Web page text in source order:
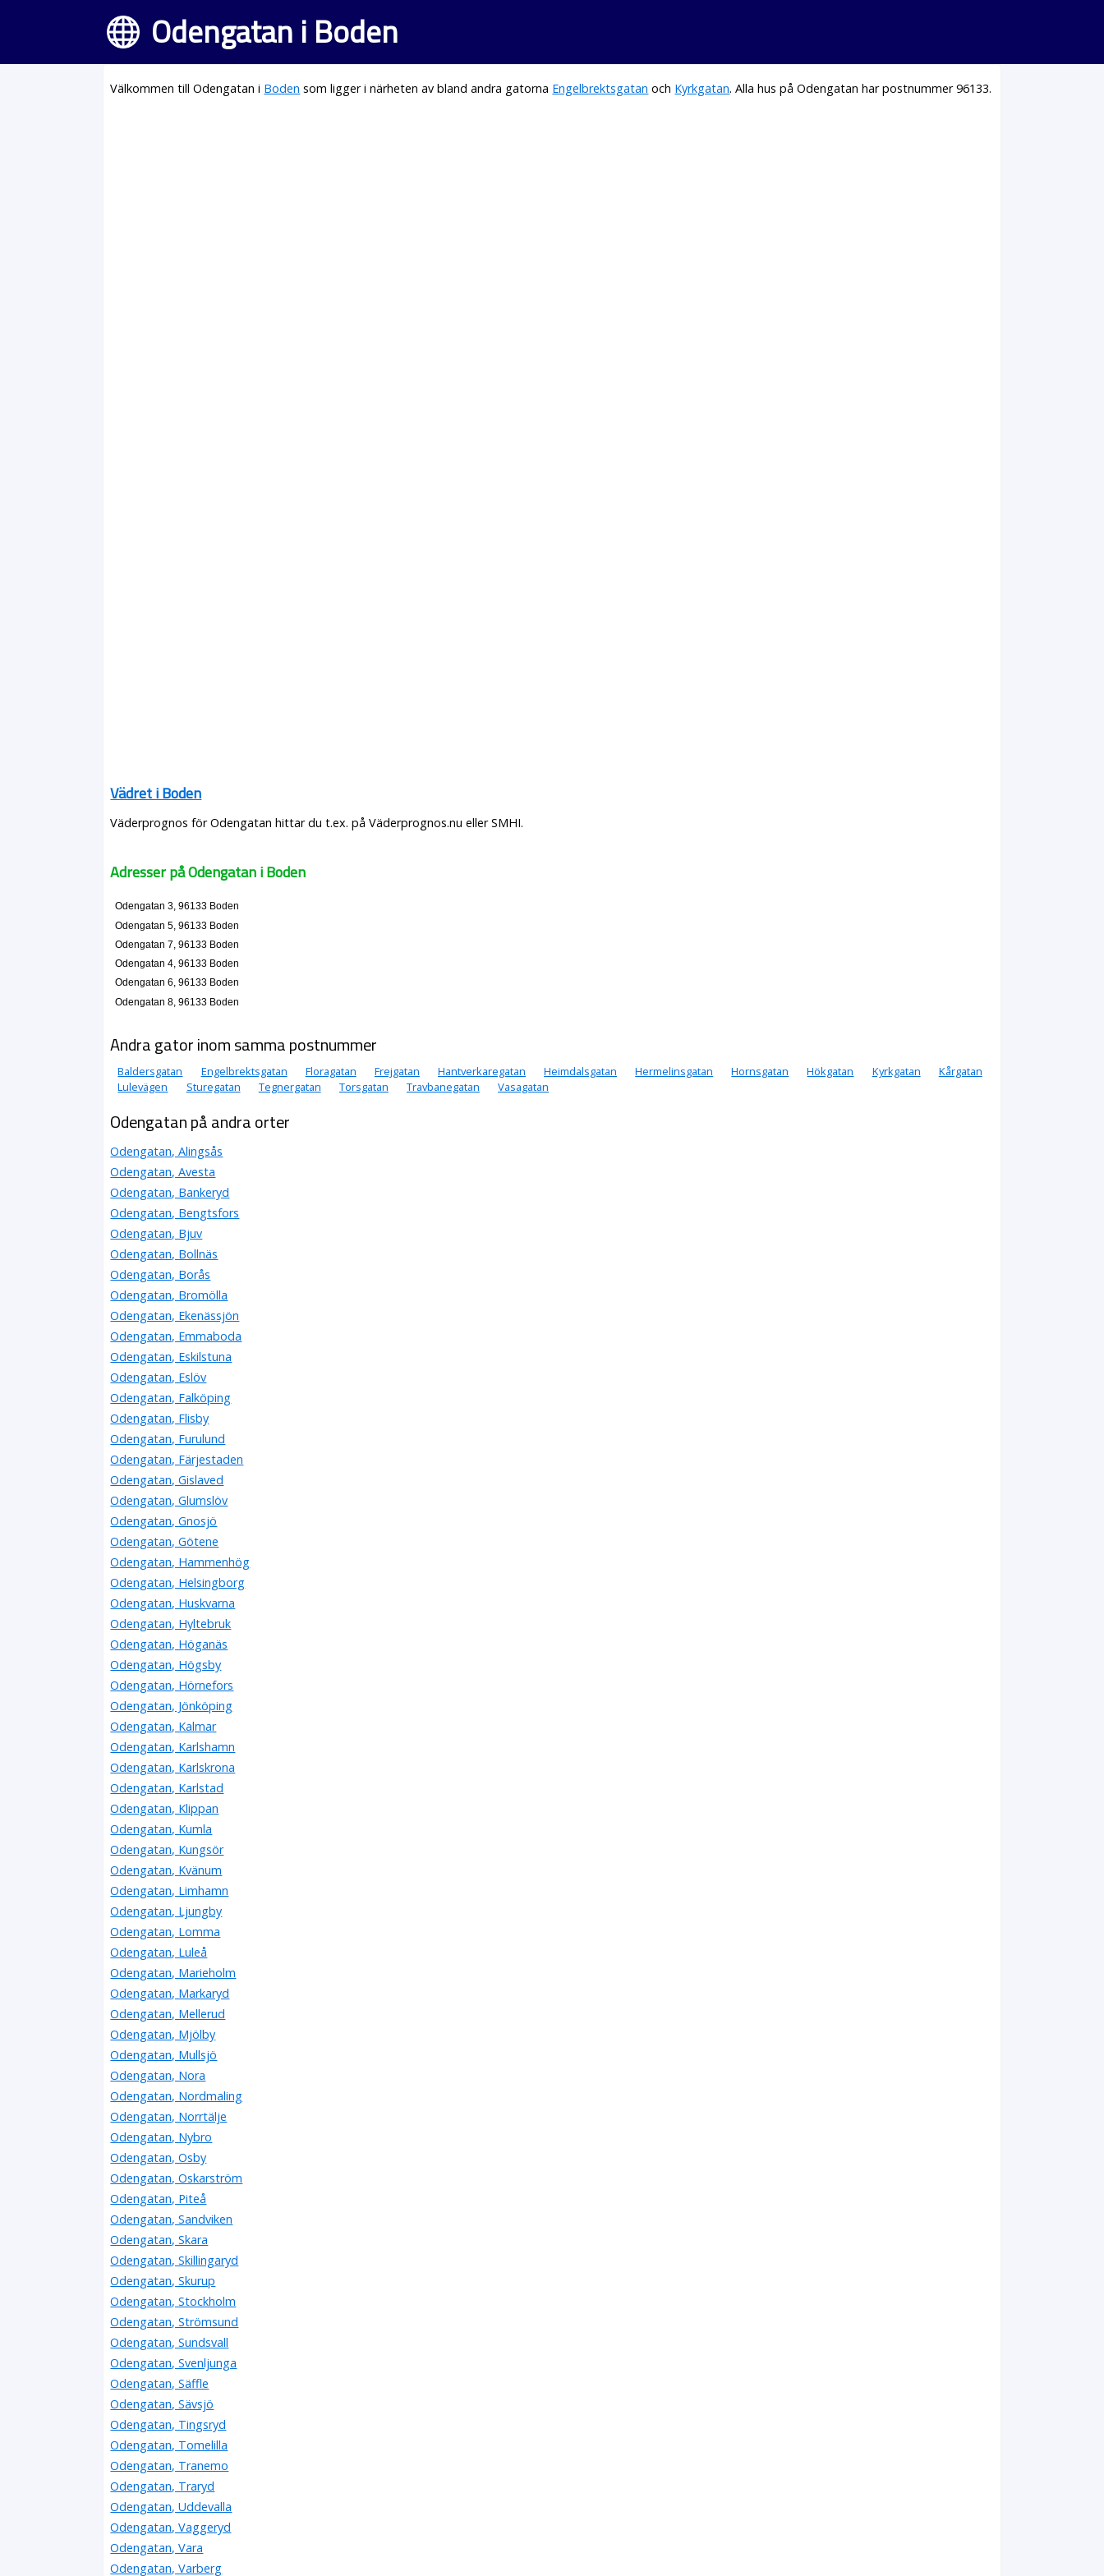
Odengatan i Boden
Välkommen till Odengatan i Boden som ligger i närheten av bland andra gatorna Engelbrektsgatan och Kyrkgatan. Alla hus på Odengatan har postnummer 96133.
Vädret i Boden
Väderprognos för Odengatan hittar du t.ex. på Väderprognos.nu eller SMHI.
Adresser på Odengatan i Boden
Odengatan 3, 96133 Boden
Odengatan 5, 96133 Boden
Odengatan 7, 96133 Boden
Odengatan 4, 96133 Boden
Odengatan 6, 96133 Boden
Odengatan 8, 96133 Boden
Andra gator inom samma postnummer
Baldersgatan Engelbrektsgatan Floragatan Frejgatan Hantverkaregatan Heimdalsgatan Hermelinsgatan Hornsgatan Hökgatan Kyrkgatan
Kårgatan
Lulevägen
Sturegatan Tegnergatan Torsgatan Travbanegatan Vasagatan
Odengatan på andra orter
Odengatan, Alingsås
Odengatan, Avesta
Odengatan, Bankeryd
Odengatan, Bengtsfors
Odengatan, Bjuv
Odengatan, Bollnäs
Odengatan, Borås
Odengatan, Bromölla
Odengatan, Ekenässjön
Odengatan, Emmaboda
Odengatan, Eskilstuna
Odengatan, Eslöv
Odengatan, Falköping
Odengatan, Flisby
Odengatan, Furulund
Odengatan, Färjestaden
Odengatan, Gislaved
Odengatan, Glumslöv
Odengatan, Gnosjö
Odengatan, Götene
Odengatan, Hammenhög
Odengatan, Helsingborg
Odengatan, Huskvarna
Odengatan, Hyltebruk
Odengatan, Höganäs
Odengatan, Högsby
Odengatan, Hörnefors
Odengatan, Jönköping
Odengatan, Kalmar
Odengatan, Karlshamn
Odengatan, Karlskrona
Odengatan, Karlstad
Odengatan, Klippan
Odengatan, Kumla
Odengatan, Kungsör
Odengatan, Kvänum
Odengatan, Limhamn
Odengatan, Ljungby
Odengatan, Lomma
Odengatan, Luleå
Odengatan, Marieholm
Odengatan, Markaryd
Odengatan, Mellerud
Odengatan, Mjölby
Odengatan, Mullsjö
Odengatan, Nora
Odengatan, Nordmaling
Odengatan, Norrtälje
Odengatan, Nybro
Odengatan, Osby
Odengatan, Oskarström
Odengatan, Piteå
Odengatan, Sandviken
Odengatan, Skara
Odengatan, Skillingaryd
Odengatan, Skurup
Odengatan, Stockholm
Odengatan, Strömsund
Odengatan, Sundsvall
Odengatan, Svenljunga
Odengatan, Säffle
Odengatan, Sävsjö
Odengatan, Tingsryd
Odengatan, Tomelilla
Odengatan, Tranemo
Odengatan, Traryd
Odengatan, Uddevalla
Odengatan, Vaggeryd
Odengatan, Vara
Odengatan, Varberg